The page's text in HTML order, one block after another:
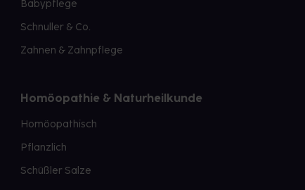
Babypflege
Schnuller & Co.
Zahnen & Zahnpflege
Homöopathie & Naturheilkunde
Homöopathisch
Pflanzlich
Schüßler Salze